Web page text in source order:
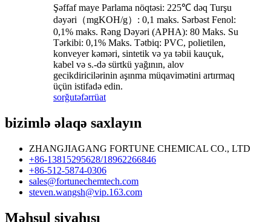
Şəffaf maye Parlama nöqtəsi: 225℃ dəq Turşu
dəyəri（mgKOH/g）: 0,1 maks. Sərbəst Fenol:
0,1% maks. Rəng Dəyəri (APHA): 80 Maks. Su
Tərkibi: 0,1% Maks. Tətbiq: PVC, polietilen,
konveyer kəməri, sintetik və ya təbii kauçuk,
kabel və s.-də sürtkü yağının, alov
gecikdiricilərinin aşınma müqavimətini artırmaq
üçün istifadə edin.
sorğutəfərrüat
bizimlə əlaqə saxlayın
ZHANGJIAGANG FORTUNE CHEMICAL CO., LTD
+86-13815295628/18962266846
+86-512-5874-0306
sales@fortunechemtech.com
steven.wangsh@vip.163.com
Məhsul siyahısı